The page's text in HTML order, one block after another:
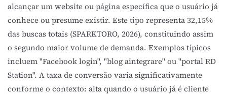
alcançar um website ou página específica que o usuário já
conhece ou presume existir. Este tipo representa 32,15%
das buscas totais (SPARKTORO, 2026), constituindo assim
o segundo maior volume de demanda. Exemplos típicos
incluem "Facebook login", "blog aintegrare" ou "portal RD
Station". A taxa de conversão varia significativamente
conforme o contexto: alta quando o usuário já é cliente